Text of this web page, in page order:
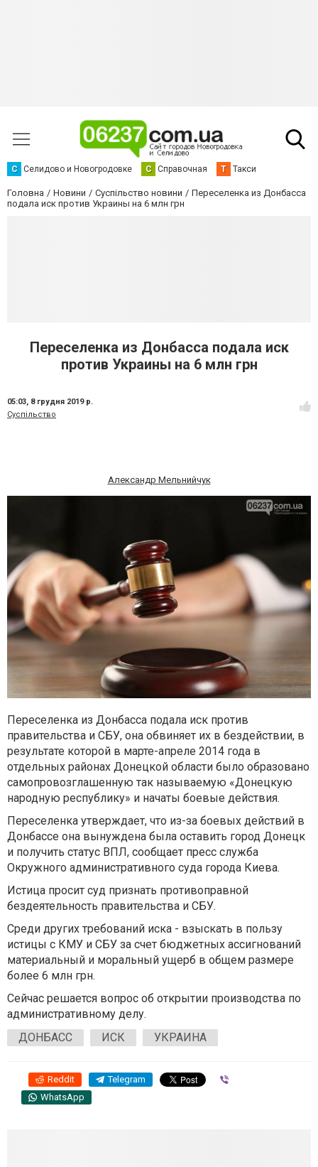
С Селидово и Новогродовке С Справочная Т Такси
Головна Новини Суспільство новини
Переселенка из Донбасса
подала иск против Украины на 6 млн грн
Переселенка из Донбасса подала иск
против Украины на 6 млн грн
05:03, 8 грудня 2019 р.
Суспільство
Александр Мельнийчук
Переселенка из Донбасса подала иск против
правительства и СБУ, она обвиняет их в бездействии, в
результате которой в марте-апреле 2014 года в
отдельных районах Донецкой области было образовано
самопровозглашенную так называемую «Донецкую
народную республику» и начаты боевые действия.
Переселенка утверждает, что из-за боевых действий в
Донбассе она вынуждена была оставить город Донецк
и получить статус ВПЛ, сообщает пресс служба
Окружного административного суда города Киева.
Истица просит суд признать противоправной
бездеятельность правительства и СБУ.
Среди других требований иска - взыскать в пользу
истицы с КМУ и СБУ за счет бюджетных ассигнований
материальный и моральный ущерб в общем размере
более 6 млн грн.
Сейчас решается вопрос об открытии производства по
административному делу.
ДОНБАСС
ИСК УКРАИНА
Reddit Telegram
WhatsApp